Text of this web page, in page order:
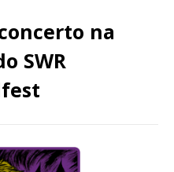
na
SWR